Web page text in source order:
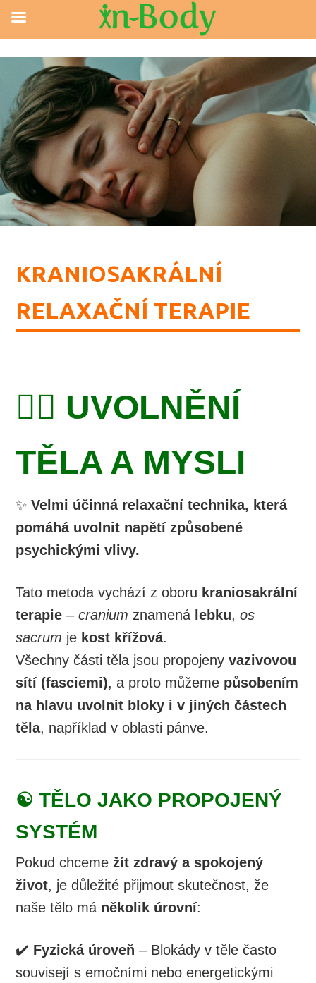
KRANIOSAKRÁLNÍ
RELAXAČNÍ TERAPIE
💆‍♂️ UVOLNĚNÍ
TĚLA A MYSLI
✨Velmi účinná relaxační technika, která
pomáhá uvolnit napětí způsobené
psychickými vlivy.
Tato metoda vychází z oboru kraniosakrální
terapie –cranium znamená lebku,os
sacrum je kost křížová.
Všechny části těla jsou propojenyvazivovou
sítí (fasciemi), a proto můžeme působením
na hlavu uvolnit bloky i v jiných částech
těla, například v oblasti pánve.
☯️ TĚLO JAKO PROPOJENÝ
SYSTÉM
Pokud chcemežít zdravý a spokojený
život, je důležité přijmout skutečnost, že
naše tělo má několik úrovní:
✔️ Fyzická úroveň – Blokády v těle často
souvisejí s emočními nebo energetickými